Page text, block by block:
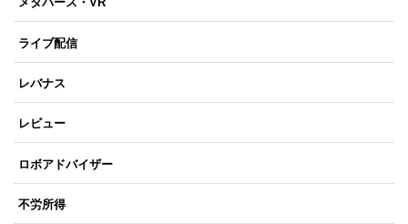
ライブ配信
レバナス
レビュー
ロボアドバイザー
不労所得